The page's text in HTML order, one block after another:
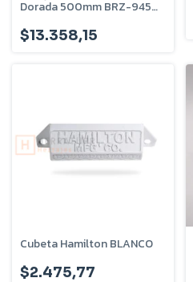
Dorada 500mm BRZ-9450-
$13.358,15
Cubeta Hamilton BLANCO
$2.475,77